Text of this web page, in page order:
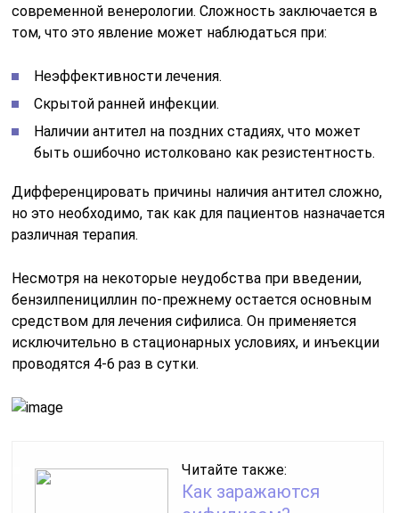
современной венерологии. Сложность заключается в
том, что это явление может наблюдаться при:
Неэффективности лечения.
Скрытой ранней инфекции.
Наличии антител на поздних стадиях, что может
быть ошибочно истолковано как резистентность.
Дифференцировать причины наличия антител сложно,
но это необходимо, так как для пациентов назначается
различная терапия.
Несмотря на некоторые неудобства при введении,
бензилпенициллин по-прежнему остается основным
средством для лечения сифилиса. Он применяется
исключительно в стационарных условиях, и инъекции
проводятся 4-6 раз в сутки.
Читайте также:
Как заражаются